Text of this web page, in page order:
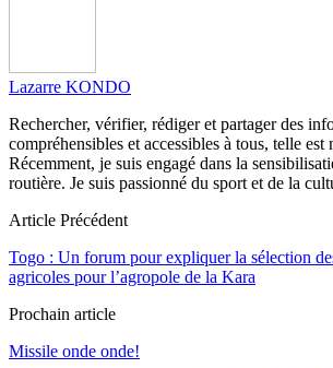
Lazarre KONDO
Rechercher, vérifier, rédiger et partager des
compréhensibles et accessibles à tous, telle est
Récemment, je suis engagé dans la
routière. Je suis passionné du sport et de la
Article Précédent
Togo : Un forum pour expliquer la sélection
agricoles pour l’agropole de la Kara
Prochain article
Missile onde onde!